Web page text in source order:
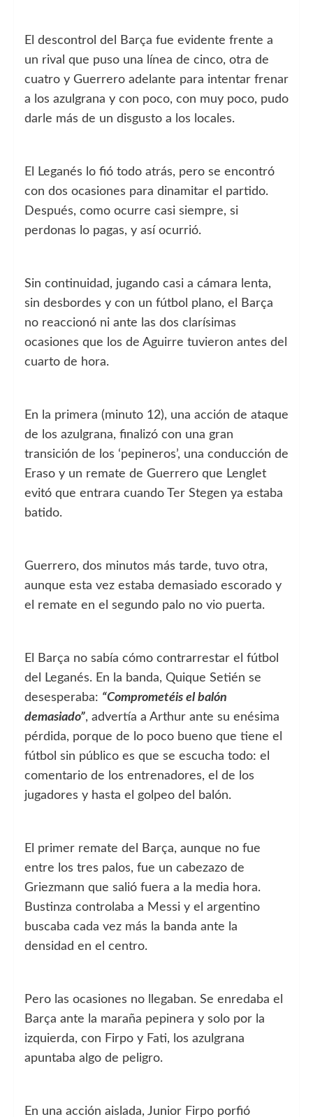
El descontrol del Barça fue evidente frente a
un rival que puso una línea de cinco, otra de
cuatro y Guerrero adelante para intentar frenar
a los azulgrana y con poco, con muy poco, pudo
darle más de un disgusto a los locales.
El Leganés lo fió todo atrás, pero se encontró
con dos ocasiones para dinamitar el partido.
Después, como ocurre casi siempre, si
perdonas lo pagas, y así ocurrió.
Sin continuidad, jugando casi a cámara lenta,
sin desbordes y con un fútbol plano, el Barça
no reaccionó ni ante las dos clarísimas
ocasiones que los de Aguirre tuvieron antes del
cuarto de hora.
En la primera (minuto 12), una acción de ataque
de los azulgrana, finalizó con una gran
transición de los ‘pepineros’, una conducción de
Eraso y un remate de Guerrero que Lenglet
evitó que entrara cuando Ter Stegen ya estaba
batido.
Guerrero, dos minutos más tarde, tuvo otra,
aunque esta vez estaba demasiado escorado y
el remate en el segundo palo no vio puerta.
El Barça no sabía cómo contrarrestar el fútbol
del Leganés. En la banda, Quique Setién se
desesperaba: “Comprometéis el balón
demasiado”, advertía a Arthur ante su enésima
pérdida, porque de lo poco bueno que tiene el
fútbol sin público es que se escucha todo: el
comentario de los entrenadores, el de los
jugadores y hasta el golpeo del balón.
El primer remate del Barça, aunque no fue
entre los tres palos, fue un cabezazo de
Griezmann que salió fuera a la media hora.
Bustinza controlaba a Messi y el argentino
buscaba cada vez más la banda ante la
densidad en el centro.
Pero las ocasiones no llegaban. Se enredaba el
Barça ante la maraña pepinera y solo por la
izquierda, con Firpo y Fati, los azulgrana
apuntaba algo de peligro.
En una acción aislada, Junior Firpo porfió